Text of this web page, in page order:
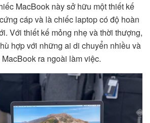
MacBook này sở hữu một thiết kế
cáp và là chiếc laptop có độ hoàn
Với thiết kế mỏng nhẹ và thời thượng,
hợp với những ai di chuyển nhiều và
ra ngoài làm việc.